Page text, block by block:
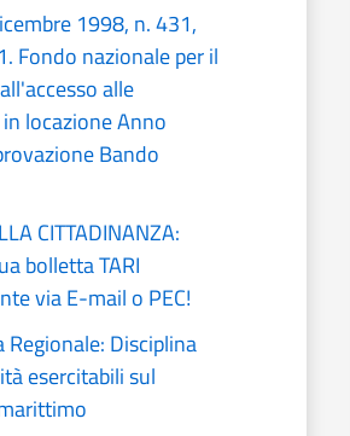
1998, n. 431,
Fondo nazionale per il
alle
locazione Anno
Bando
CITTADINANZA:
bolletta TARI
via E-mail o PEC!
Regionale: Disciplina
esercitabili sul